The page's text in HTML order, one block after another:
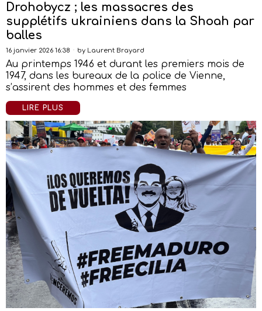
Drohobycz ; les massacres des
supplétifs ukrainiens dans la Shoah par
balles
16 janvier 2026 16:38 by Laurent Brayard
Au printemps 1946 et durant les premiers mois de
1947, dans les bureaux de la police de Vienne,
s’assirent des hommes et des femmes
LIRE PLUS